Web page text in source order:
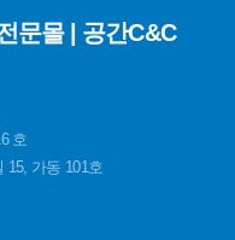
문몰 | 공간C&C
호
15, 가동 101호